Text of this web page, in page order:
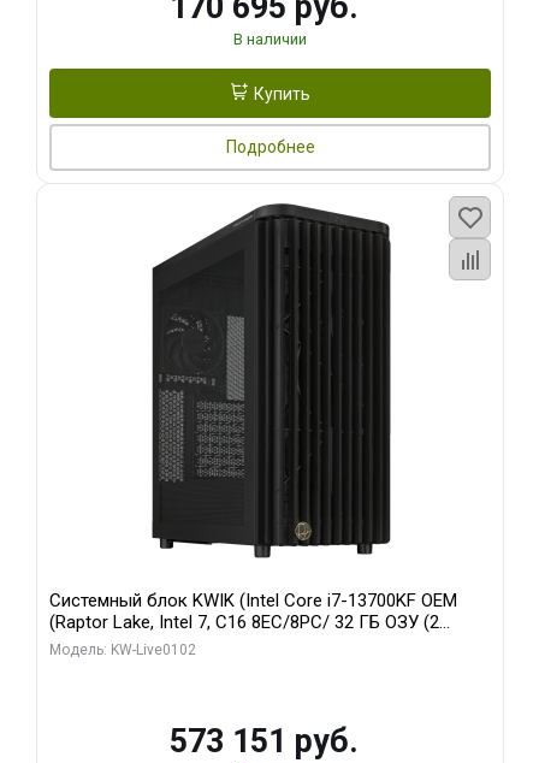
В наличии
Купить
Подробнее
Системный блок KWIK (Intel Core i7-13700KF OEM
(Raptor Lake, Intel 7, C16 8EC/8PC/ 32 ГБ ОЗУ (2
модуля)/ Afox RTX4090 24GB GDDR6X 384-Bit 3xDP
Модель: KW-Live0102
573 151 руб.